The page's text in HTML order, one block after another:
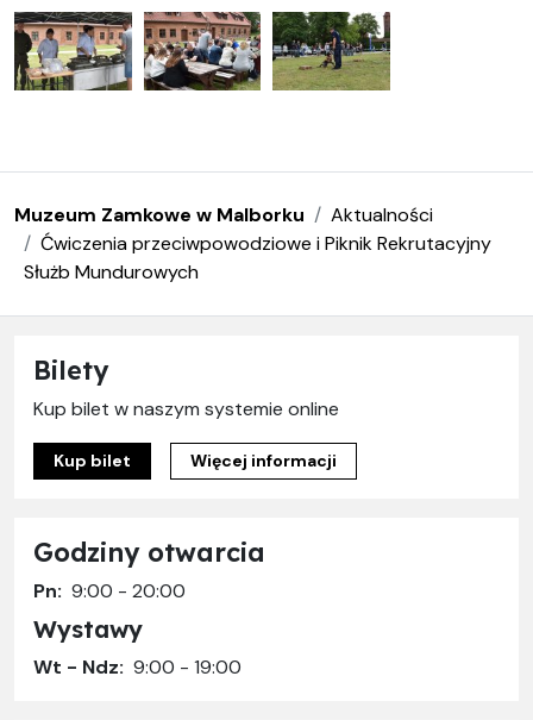
Muzeum Zamkowe w Malborku
Aktualności
Ćwiczenia przeciwpowodziowe i Piknik Rekrutacyjny
Służb Mundurowych
Bilety
Kup bilet w naszym systemie online
Kup bilet Więcej informacji
Godziny otwarcia
Pn: 9:00 - 20:00
Wystawy
Wt - Ndz: 9:00 - 19:00